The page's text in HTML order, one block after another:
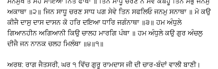
ਅਕਾਥਾ ॥੨॥ ਜਿਨ ਸਾਧੂ ਚਰਣ ਸਾਧ ਪਗ ਸੇਵੇ ਤਿਨ ਸਫਲਿਓ ਜਨਮੁ ਸਨਾਥਾ ॥ ਮੋ ਕਉ
ਕੀਜੈ ਦਾਸੁ ਦਾਸ ਦਾਸਨ ਕੋ ਹਰਿ ਦਇਆ ਧਾਰਿ ਜਗੰਨਾਥਾ ॥੩॥ ਹਮ ਅੰਧੁਲੇ
ਗਿਆਨਹੀਨ ਅਗਿਆਨੀ ਕਿਉ ਚਾਲਹ ਮਾਰਗਿ ਪੰਥਾ ॥ ਹਮ ਅੰਧੁਲੇ ਕਉ ਗੁਰ ਅੰਚਲੁ
ਦੀਜੈ ਜਨ ਨਾਨਕ ਚਲਹ ਮਿਲੰਥਾ ॥੪॥੧॥
ਅਰਥ: ਰਾਗ ਜੈਤਸਰੀ, ਘਰ ੧ ਵਿੱਚ ਗੁਰੂ ਰਾਮਦਾਸ ਜੀ ਦੀ ਚਾਰ-ਬੰਦਾਂ ਵਾਲੀ ਬਾਣੀ।